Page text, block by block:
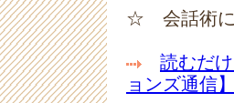
☆ 会話術に
読むだ
ョンズ通信